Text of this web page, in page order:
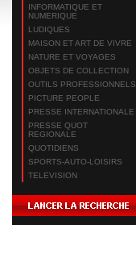
INFORMATIQUE ET
NUMERIQUE
LUDIQUES
MAISON ET ART DE VIVRE
NATURE ET VOYAGES
OBJETS DE COLLECTION
OUTILS PROFESSIONNELS
PICTURE PEOPLE
PRESSE INTERNATIONALE
PRESSE QUOT
REGIONALE
QUOTIDIENS
SPORTS-AUTO-LOISIRS
TELEVISION